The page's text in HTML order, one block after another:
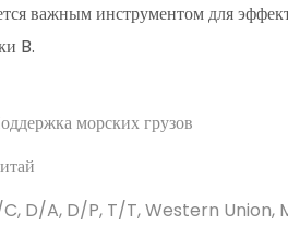
важным инструментом для
B.
морских грузов
C, D/A, D/P, T/T, Western Union,